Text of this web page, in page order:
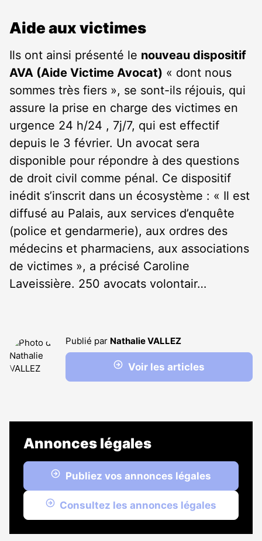
Aide aux victimes
Ils ont ainsi présenté le nouveau dispositif
AVA (Aide Victime Avocat) « dont nous
sommes très fiers », se sont-ils réjouis, qui
assure la prise en charge des victimes en
urgence 24 h/24 , 7j/7, qui est effectif
depuis le 3 février. Un avocat sera
disponible pour répondre à des questions
de droit civil comme pénal. Ce dispositif
inédit s’inscrit dans un écosystème : « Il est
diffusé au Palais, aux services d’enquête
(police et gendarmerie), aux ordres des
médecins et pharmaciens, aux associations
de victimes », a précisé Caroline
Laveissière. 250 avocats volontair…
Publié par Nathalie VALLEZ
Voir les articles
Annonces légales
Publiez vos annonces légales
Consultez les annonces légales